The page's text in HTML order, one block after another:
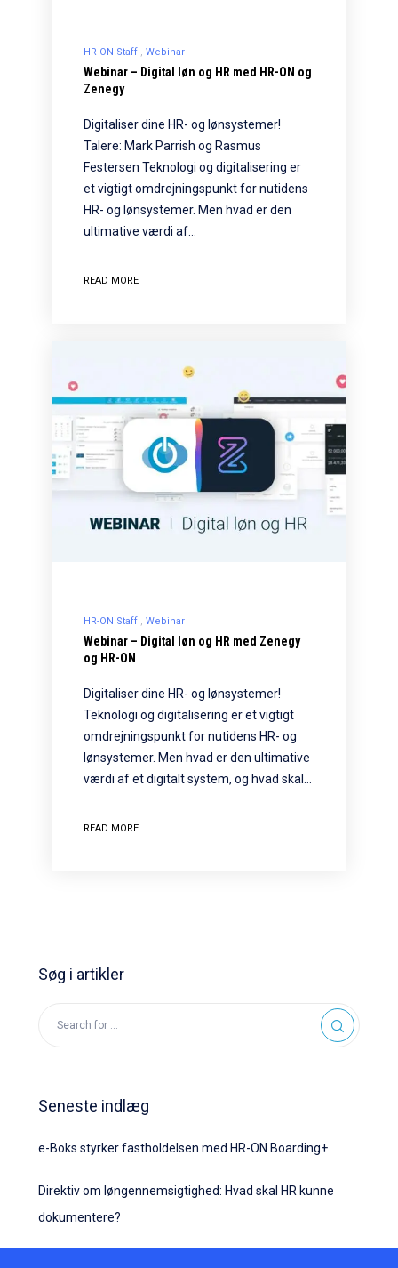
HR-ON Staff Webinar
Webinar – Digital løn og HR med HR-ON og
Zenegy
Digitaliser dine HR- og lønsystemer!
Talere: Mark Parrish og Rasmus
Festersen Teknologi og digitalisering er
et vigtigt omdrejningspunkt for nutidens
HR- og lønsystemer. Men hvad er den
ultimative værdi af…
READ MORE
HR-ON Staff Webinar
Webinar – Digital løn og HR med Zenegy
og HR-ON
Digitaliser dine HR- og lønsystemer!
Teknologi og digitalisering er et vigtigt
omdrejningspunkt for nutidens HR- og
lønsystemer. Men hvad er den ultimative
værdi af et digitalt system, og hvad skal…
READ MORE
Søg i artikler
Seneste indlæg
e-Boks styrker fastholdelsen med HR-ON Boarding+
Direktiv om løngennemsigtighed: Hvad skal HR kunne
dokumentere?